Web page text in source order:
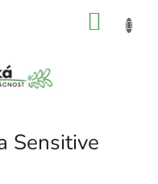
Sensitive